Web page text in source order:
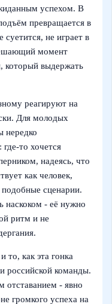
успехом. В
превращается в
не играет в
момент
который выдержать
реагируют на
Для молодых
нередко
то хочется
надеясь, что
как человек,
сценарии.
наскоком - её нужно
ритм и не
то, как эта гонка
российской команды.
отставанием - явно
громкого успеха на